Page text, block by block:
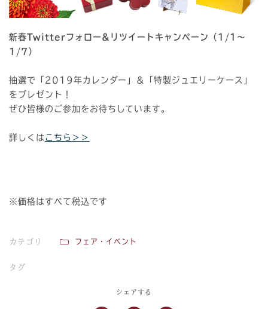
新春Twitterフォロー＆リツイートキャンペーン（1/1～
1/7）
抽選で「2019年カレンダー」＆「特製ジュエリーケース」
をプレゼント！
ぜひ皆様のご参加をお待ちしています。
詳しくは こちら＞＞
※価格はすべて税込です
カテゴリ フェア・イベント
タグ
シェアする